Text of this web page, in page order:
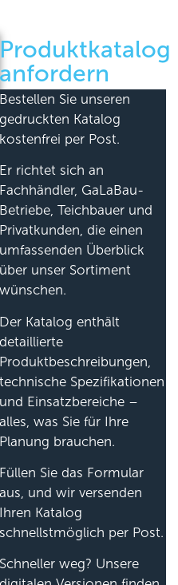
Produktkatalog
anfordern
Bestellen Sie unseren
gedruckten Katalog
kostenfrei per Post.
Er richtet sich an
Fachhändler, GaLaBau-
Betriebe, Teichbauer und
Privatkunden, die einen
umfassenden Überblick
über unser Sortiment
wünschen.
Der Katalog enthält
detaillierte
Produktbeschreibungen,
technische Spezifikationen
und Einsatzbereiche –
alles, was Sie für Ihre
Planung brauchen.
Füllen Sie das Formular
aus, und wir versenden
Ihren Katalog
schnellstmöglich per Post.
Schneller weg? Unsere